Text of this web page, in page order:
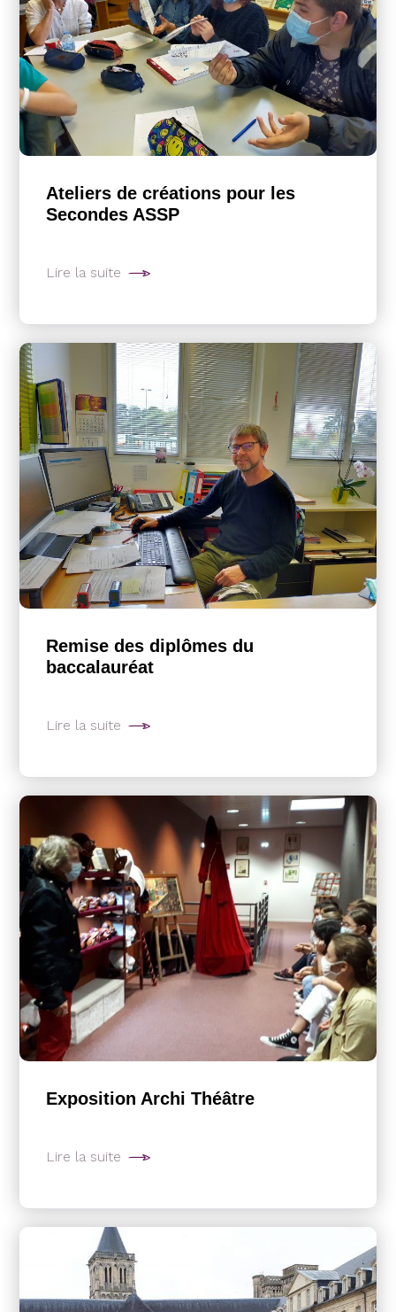
Ateliers de créations pour les
Secondes ASSP
Lire la suite
Remise des diplômes du
baccalauréat
Lire la suite
Exposition Archi Théâtre
Lire la suite